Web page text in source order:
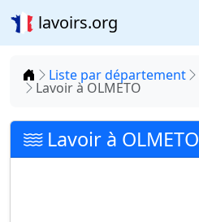
lavoirs.org
Accueil
Liste par département
Lavoir à OLMETO
Lavoir à OLMETO